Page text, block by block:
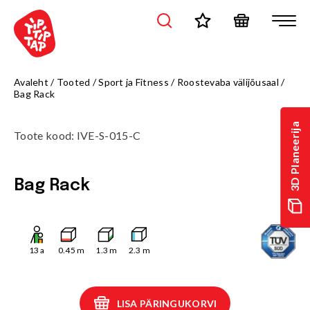
3D Planeerija
Avaleht / Tooted /Sport ja Fitness / Roostevaba välijõusaal /
Bag Rack
Toote kood: IVE-S-015-C
Bag Rack
13 a 0.45 m 1.3 m 2.3 m
LISA PÄRINGUKORVI